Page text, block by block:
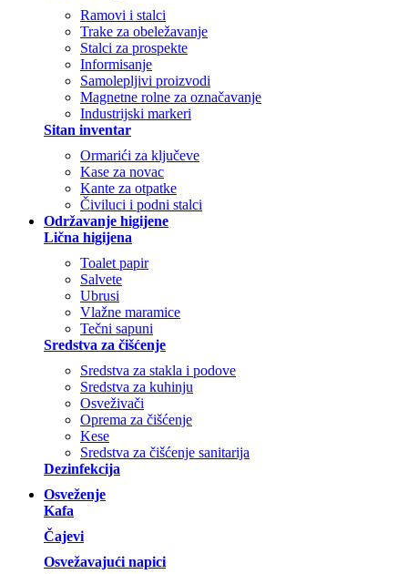
Ramovi i stalci
Trake za obeležavanje
Stalci za prospekte
Informisanje
Samolepljivi proizvodi
Magnetne rolne za označavanje
Industrijski markeri
Sitan inventar
Ormarići za ključeve
Kase za novac
Kante za otpatke
Čiviluci i podni stalci
Održavanje higijene
Lična higijena
Toalet papir
Salvete
Ubrusi
Vlažne maramice
Tečni sapuni
Sredstva za čišćenje
Sredstva za stakla i podove
Sredstva za kuhinju
Osveživači
Oprema za čišćenje
Kese
Sredstva za čišćenje sanitarija
Dezinfekcija
Osveženje
Kafa
Čajevi
Osvežavajući napici